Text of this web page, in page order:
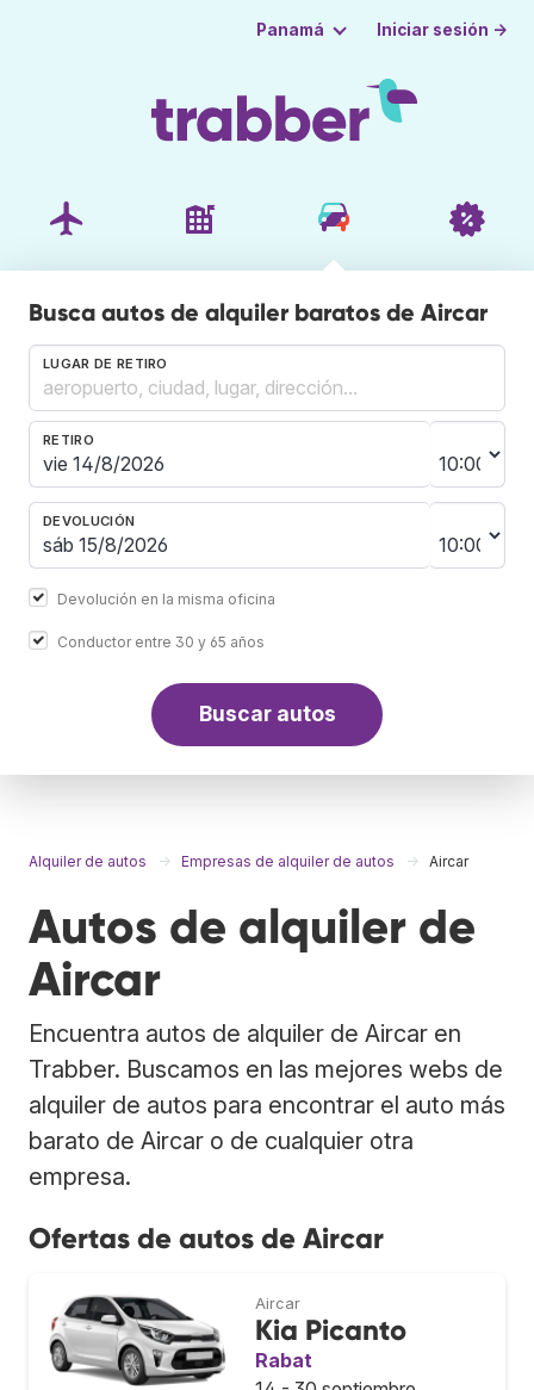
Panamá Iniciar sesión →
Busca autos de alquiler baratos de Aircar
LUGAR DE RETIRO
RETIRO
DEVOLUCIÓN
Devolución en la misma oficina
Conductor entre 30 y 65 años
Buscar autos
Alquiler de autos Empresas de alquiler de autos Aircar
Autos de alquiler de
Aircar
Encuentra autos de alquiler de Aircar en
Trabber. Buscamos en las mejores webs de
alquiler de autos para encontrar el auto más
barato de Aircar o de cualquier otra
empresa.
Ofertas de autos de Aircar
Aircar
Kia Picanto
Rabat